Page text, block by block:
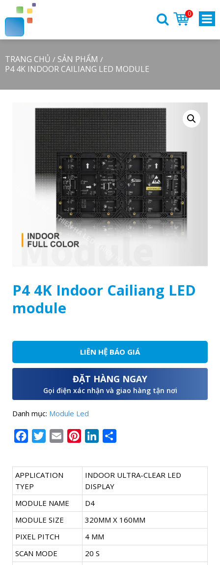
0
TRANG CHỦ / SẢN PHẨM /
P4 4K INDOOR CAILIANG LED MODULE
P4 4K Indoor Cailiang LED
module
LIÊN HỆ BÁO GIÁ
ĐẶT HÀNG NGAY
Gọi điện xác nhận và giao hàng tận nơi
Danh mục: Module Led
FacebookTwitterEmail PinterestLinkedIn
APPLICATION
TYEP
INDOOR ULTRA-CLEAR LED
DISPLAY
MODULE NAME
D4
MODULE SIZE
320MM X 160MM
PIXEL PITCH
4 MM
SCAN MODE
20 S